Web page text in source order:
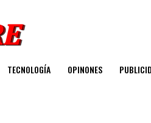
TECNOLOGÍA OPINONES